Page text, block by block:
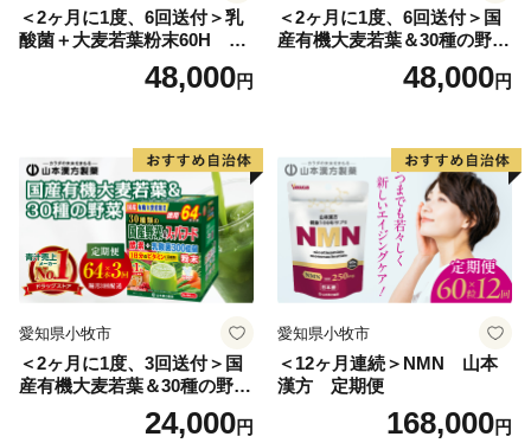
＜2ヶ月に1度、6回送付＞乳
酸菌＋大麦若葉粉末60H 山
48,000円
＜2ヶ月に1度、6回送付＞国
産有機大麦若葉＆30種の野
菜 山本漢方 定期便
48,000円
愛知県小牧市
＜2ヶ月に1度、3回送付＞国
産有機大麦若葉＆30種の野
菜 山本漢方 定期便
24,000円
愛知県小牧市
＜12ヶ月連続＞NMN 山本
漢方 定期便
168,000円